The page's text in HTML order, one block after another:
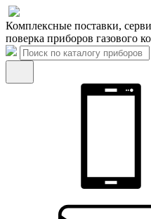
Комплексные поставки,
поверка приборов газового